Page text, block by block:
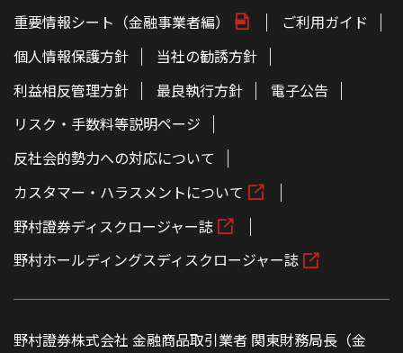
重要情報シート（金融事業者編）
ご利用ガイド
個人情報保護方針
当社の勧誘方針
利益相反管理方針
最良執行方針
電子公告
リスク・手数料等説明ページ
反社会的勢力への対応について
カスタマー・ハラスメントについて
野村證券ディスクロージャー誌
野村ホールディングスディスクロージャー誌
野村證券株式会社 金融商品取引業者 関東財務局長（金